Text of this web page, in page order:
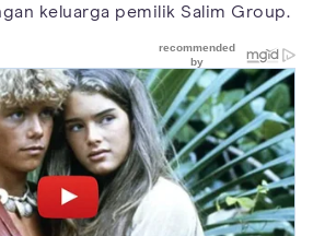
keluarga pemilik Salim Group.